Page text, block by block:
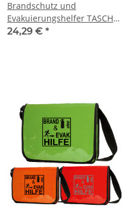
Brandschutz und
Evakuierungshelfer TASCHE
(ohne Inhalt)
24,29 € *